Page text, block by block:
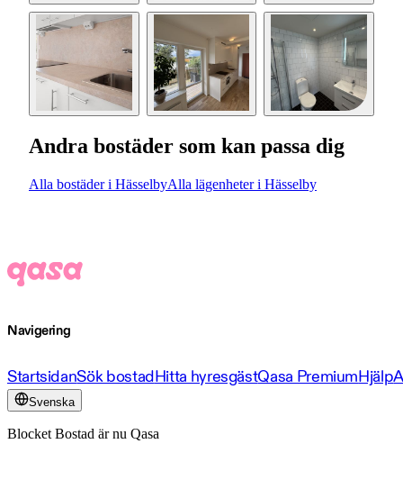
Andra bostäder som kan passa dig
Alla bostäder i HässelbyAlla lägenheter i Hässelby
Navigering
StartsidanSök bostadHitta hyresgästQasa PremiumHjälp
Svenska
Blocket Bostad är nu Qasa